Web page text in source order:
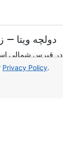
دولچه ویتا
Privacy Policy.